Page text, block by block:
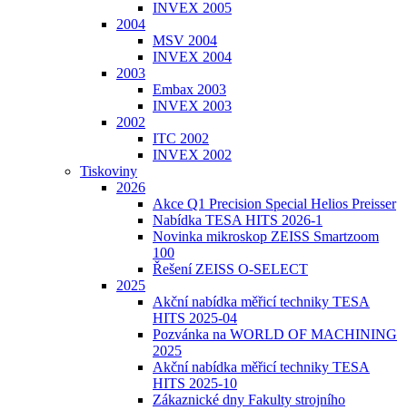
INVEX 2005
2004
MSV 2004
INVEX 2004
2003
Embax 2003
INVEX 2003
2002
ITC 2002
INVEX 2002
Tiskoviny
2026
Akce Q1 Precision Special Helios Preisser
Nabídka TESA HITS 2026-1
Novinka mikroskop ZEISS Smartzoom
100
Řešení ZEISS O-SELECT
2025
Akční nabídka měřicí techniky TESA
HITS 2025-04
Pozvánka na WORLD OF MACHINING
2025
Akční nabídka měřicí techniky TESA
HITS 2025-10
Zákaznické dny Fakulty strojního